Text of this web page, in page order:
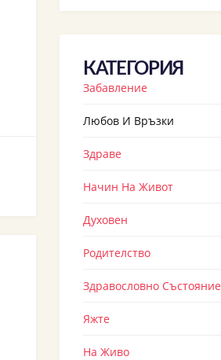
КАТЕГОРИЯ
Забавление
Любов И Връзки
Здраве
Начин На Живот
Духовен
Родителство
Здравословно Състояние
Яжте
На Живо